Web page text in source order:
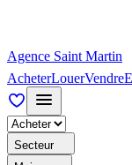
Agence Saint Martin
AcheterLouerVendre
Secteur